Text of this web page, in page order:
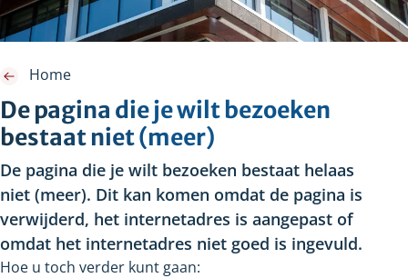
De pagina die je wilt bezoeken
bestaat niet (meer)
Home
De pagina die je wilt bezoeken bestaat helaas
niet (meer). Dit kan komen omdat de pagina is
verwijderd, het internetadres is aangepast of
omdat het internetadres niet goed is ingevuld.
Hoe u toch verder kunt gaan: